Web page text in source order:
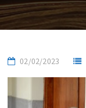
02/02/2023